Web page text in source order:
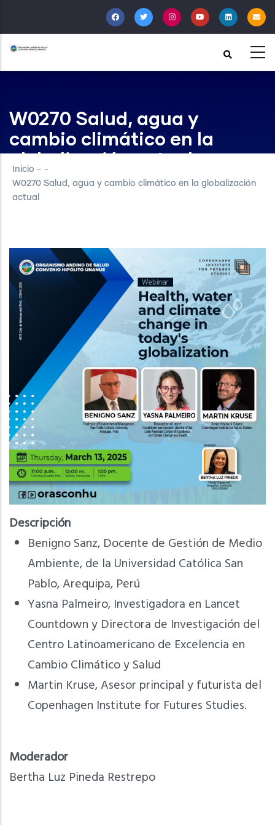
al
contenido
principal
W0270 Salud, agua y
cambio climático en la
globalización actual
Inicio - -
W0270 Salud, agua y cambio climático en la globalización
actual
Descripción
Benigno Sanz, Docente de Gestión de Medio
Ambiente, de la Universidad Católica San
Pablo, Arequipa, Perú
Yasna Palmeiro, Investigadora en Lancet
Countdown y Directora de Investigación del
Centro Latinoamericano de Excelencia en
Cambio Climático y Salud
Martin Kruse, Asesor principal y futurista del
Copenhagen Institute for Futures Studies.
Moderador
Bertha Luz Pineda Restrepo